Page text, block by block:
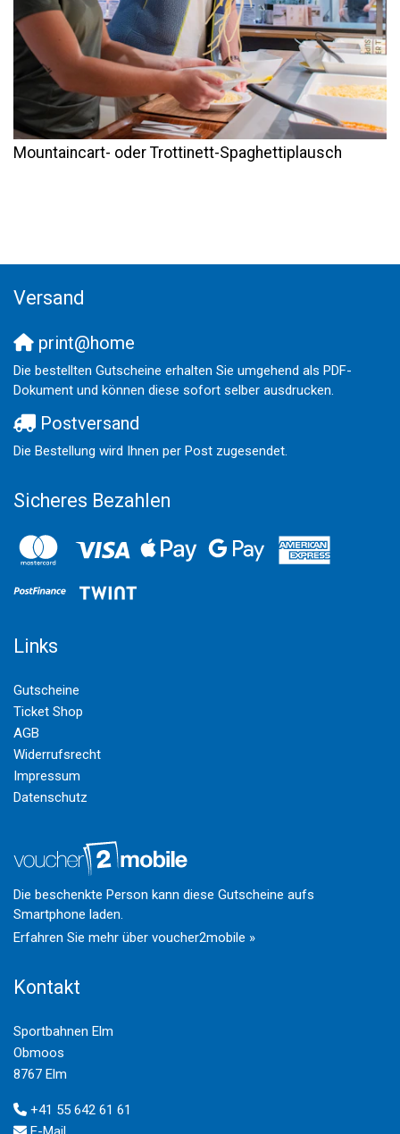
Mountaincart- oder Trottinett-Spaghettiplausch
Versand
print@home
Die bestellten Gutscheine erhalten Sie umgehend als PDF-
Dokument und können diese sofort selber ausdrucken.
Postversand
Die Bestellung wird Ihnen per Post zugesendet.
Sicheres Bezahlen
Links
Gutscheine
Ticket Shop
AGB
Widerrufsrecht
Impressum
Datenschutz
Die beschenkte Person kann diese Gutscheine aufs
Smartphone laden.
Erfahren Sie mehr über voucher2mobile »
Kontakt
Sportbahnen Elm
Obmoos
8767 Elm
+41 55 642 61 61